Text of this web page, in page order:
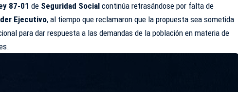
87-01 de Seguridad Social continúa retrasándose por falta de
Ejecutivo, al tiempo que reclamaron que la propuesta sea sometida
para dar respuesta a las demandas de la población en materia de